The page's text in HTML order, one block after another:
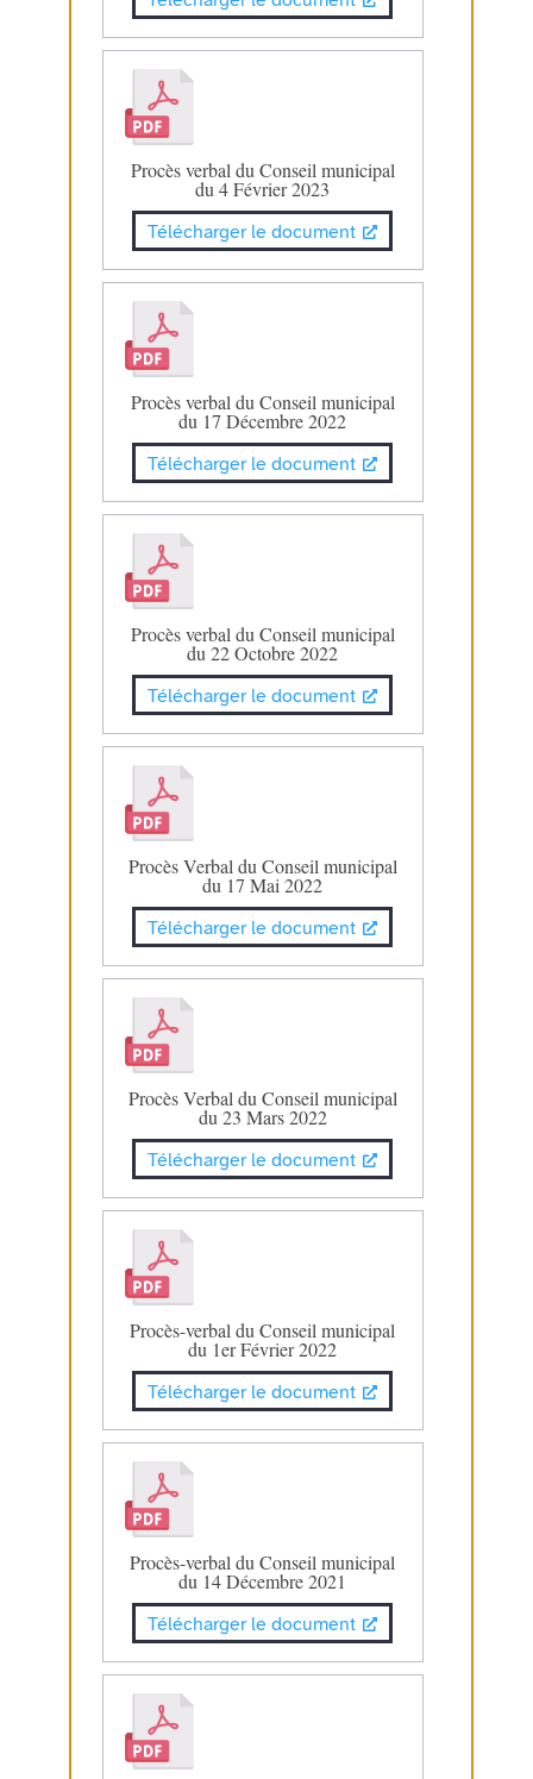
Procès verbal du Conseil municipal
du 4 Février 2023
Télécharger le document
Procès verbal du Conseil municipal
du 17 Décembre 2022
Télécharger le document
Procès verbal du Conseil municipal
du 22 Octobre 2022
Télécharger le document
Procès Verbal du Conseil municipal
du 17 Mai 2022
Télécharger le document
Procès Verbal du Conseil municipal
du 23 Mars 2022
Télécharger le document
Procès-verbal du Conseil municipal
du 1er Février 2022
Télécharger le document
Procès-verbal du Conseil municipal
du 14 Décembre 2021
Télécharger le document